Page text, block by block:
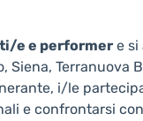
e e performer e si
Siena, Terranuova
i/le
e confrontarsi